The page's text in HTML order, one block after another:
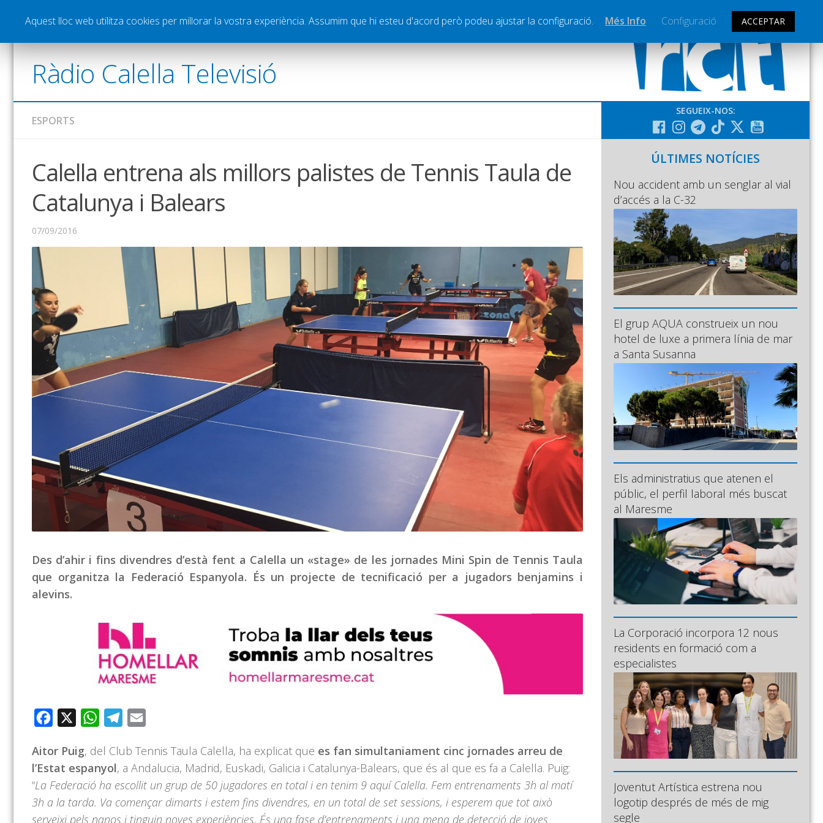
Notícies Esports Pòdcasts Vídeos Graella Publicitat Contacte
Ràdio Calella Televisió
ESPORTS
Calella entrena als millors palistes de Tennis Taula de
Catalunya i Balears
07/09/2016
Des d’ahir i fins divendres d’està fent a Calella un «stage» de les jornades Mini Spin de Tennis Taula
que organitza la Federació Espanyola. És un projecte de tecnificació per a jugadors benjamins i
alevins.
Facebook WhatsAppTelegram
Aitor Puig, del Club Tennis Taula Calella, ha explicat que es fan simultaniament cinc jornades arreu de
l’Estat espanyol, a Andalucia, Madrid, Euskadi, Galicia i Catalunya-Balears, que és al que es fa a Calella. Puig:
“La Federació ha escollit un grup de 50 jugadores en total i en tenim 9 aquí Calella. Fem entrenaments 3h al matí
3h a la tarda. Va començar dimarts i estem fins divendres, en un total de set sessions, i esperem que tot això
serveixi pels nanos i tinguin noves experiències. És una fase d’entrenaments i una mena de detecció de joves
SEGUEIX-NOS:
ÚLTIMES NOTÍCIES
Nou accident amb un senglar al vial
d’accés a la C-32
El grup AQUA construeix un nou
hotel de luxe a primera línia de mar
a Santa Susanna
Els administratius que atenen el
públic, el perfil laboral més buscat
al Maresme
La Corporació incorpora 12 nous
residents en formació com a
especialistes
Joventut Artística estrena nou
logotip després de més de mig
segle
Aquest lloc web utilitza cookies per millorar la vostra experiència. Assumim que hi esteu d'acord però podeu ajustar la configuració. Més Info Configuració ACCEPTAR